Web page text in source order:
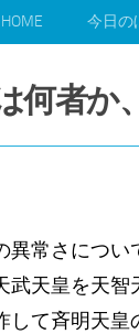
HOME 今日の
何者か
常さについ
武天皇を天
て斉明天皇